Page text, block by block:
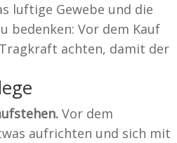
luftige Gewebe und die
bedenken: Vor dem Kauf
achten, damit der
Vor dem
aufrichten und sich mit